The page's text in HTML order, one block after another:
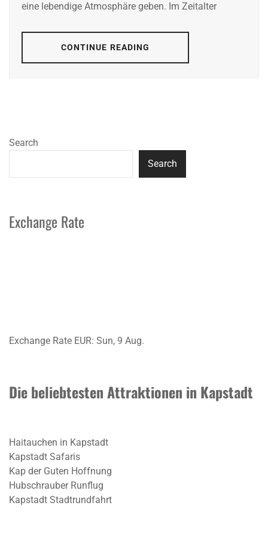
eine lebendige Atmosphäre geben. Im Zeitalter
CONTINUE READING
Search
Search
Exchange Rate
Exchange Rate EUR: Sun, 9 Aug.
Die beliebtesten Attraktionen in Kapstadt
Haitauchen in Kapstadt
Kapstadt Safaris
Kap der Guten Hoffnung
Hubschrauber Runflug
Kapstadt Stadtrundfahrt